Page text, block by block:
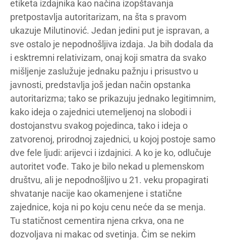
etiketa izdajnika kao načina izopštavanja
pretpostavlja autoritarizam, na šta s pravom
ukazuje Milutinović. Jedan jedini put je ispravan, a
sve ostalo je nepodnošljiva izdaja. Ja bih dodala da
i esktremni relativizam, onaj koji smatra da svako
mišljenje zaslužuje jednaku pažnju i prisustvo u
javnosti, predstavlja još jedan način opstanka
autoritarizma; tako se prikazuju jednako legitimnim,
kako ideja o zajednici utemeljenoj na slobodi i
dostojanstvu svakog pojedinca, tako i ideja o
zatvorenoj, prirodnoj zajednici, u kojoj postoje samo
dve fele ljudi: arijevci i izdajnici. A ko je ko, odlučuje
autoritet vođe. Tako je bilo nekad u plemenskom
društvu, ali je nepodnošljivo u 21. veku propagirati
shvatanje nacije kao okamenjene i statične
zajednice, koja ni po koju cenu neće da se menja.
Tu statičnost cementira njena crkva, ona ne
dozvoljava ni makac od svetinja. Čim se nekim